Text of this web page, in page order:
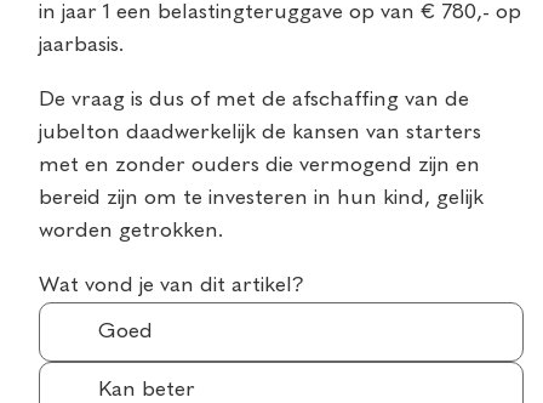
in jaar 1 een belastingteruggave op van € 780,- op
jaarbasis.
De vraag is dus of met de afschaffing van de
jubelton daadwerkelijk de kansen van starters
met en zonder ouders die vermogend zijn en
bereid zijn om te investeren in hun kind, gelijk
worden getrokken.
Wat vond je van dit artikel?
Goed
Kan beter